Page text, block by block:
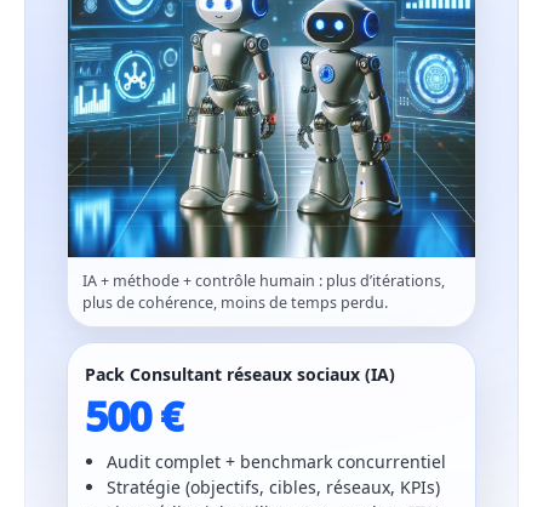
IA + méthode + contrôle humain : plus d’itérations,
plus de cohérence, moins de temps perdu.
Pack Consultant réseaux sociaux (IA)
500 €
Audit complet + benchmark concurrentiel
Stratégie (objectifs, cibles, réseaux, KPIs)